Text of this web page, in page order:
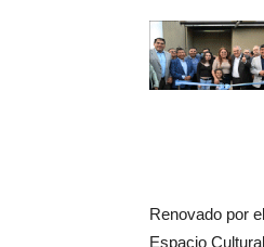
Renovado por
Espacio